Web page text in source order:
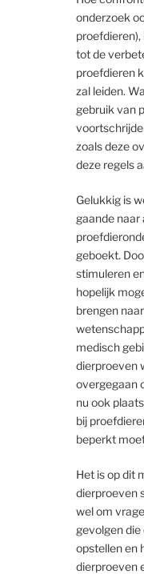
onderzoek
tot de
proefdieren
zal leiden.
gebruik van
zoals deze
deze regels
Gelukkig is
gaande
geboekt.
stimuleren
hopelijk
brengen
medisch
dierproeven
overgegaan
nu ook
bij
beperkt
Het is op dit
dierproeven
wel om
gevolgen
opstellen en
dierproeven